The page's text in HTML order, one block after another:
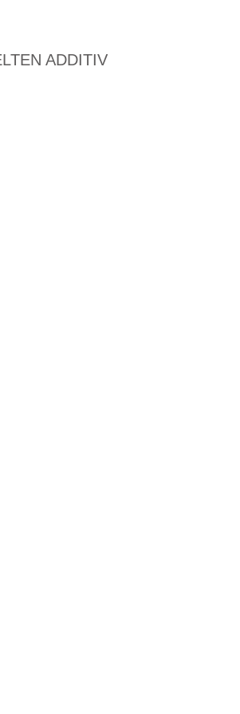
ADDITIV